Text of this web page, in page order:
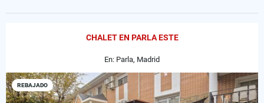
CHALET EN PARLA ESTE
En: Parla, Madrid
REBAJADO